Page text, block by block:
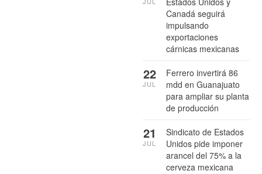
Canadá seguirá
impulsando
exportaciones
cárnicas mexicanas
Ferrero invertirá 86
mdd en Guanajuato
para ampliar su planta
de producción
22
JUL
Sindicato de Estados
Unidos pide imponer
arancel del 75% a la
cerveza mexicana
21
JUL